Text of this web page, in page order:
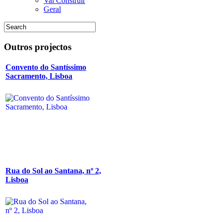
Geral
Outros projectos
Convento do Santíssimo
Sacramento, Lisboa
Rua do Sol ao Santana, nº 2,
Lisboa